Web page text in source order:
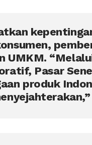
UMKM.
Pasar
produk